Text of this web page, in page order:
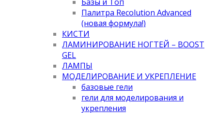
Палитра Recolution Advanced
(новая формула!)
КИСТИ
ЛАМИНИРОВАНИЕ НОГТЕЙ – BOOST
GEL
ЛАМПЫ
МОДЕЛИРОВАНИЕ И УКРЕПЛЕНИЕ
базовые гели
гели для моделирования и
укрепления